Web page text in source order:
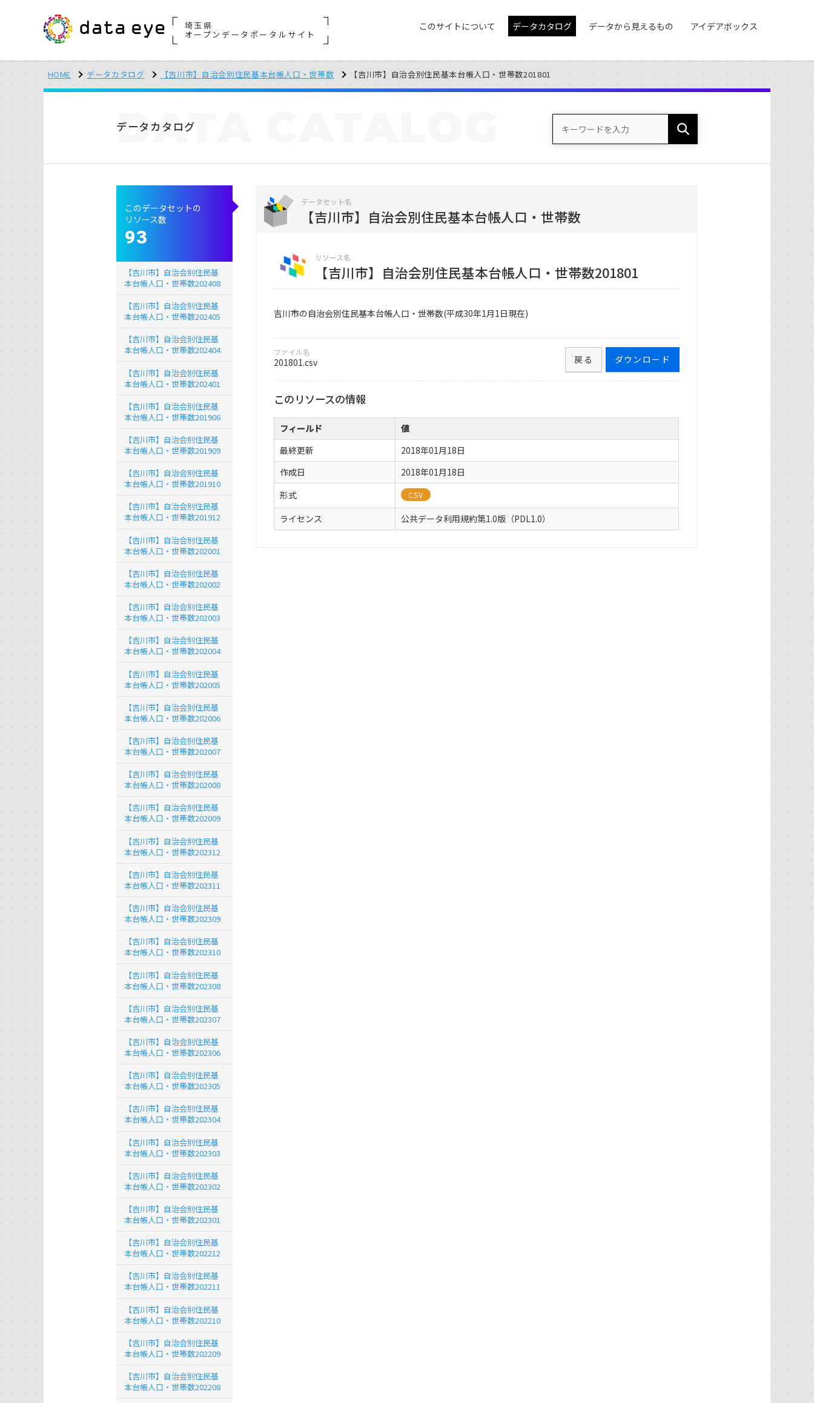
埼玉県
オープンデータポータルサイト
このサイトについて データカタログ データから見えるもの アイデアボックス
HOME データカタログ 【吉川市】自治会別住民基本台帳人口・世帯数 【吉川市】自治会別住民基本台帳人口・世帯数201801
データカタログ
DATA
データセット名
【吉川市】自治会別住民基本台帳人口・世帯数
リソース名
【吉川市】自治会別住民基本台帳人口・世帯数201801
吉川市の自治会別住民基本台帳人口・世帯数(平成30年1月1日現在)
ファイル名
201801.csv ダウンロード
戻る
このリソースの情報
フィールド
値
最終更新
2018年01月18日
作成日
2018年01月18日
形式
CSV
ライセンス 公共データ利用規約第1.0版（PDL1.0）
このデータセットの
リソース数
93
【吉川市】自治会別住民基
本台帳人口・世帯数202408
【吉川市】自治会別住民基
本台帳人口・世帯数202405
【吉川市】自治会別住民基
本台帳人口・世帯数202404
【吉川市】自治会別住民基
本台帳人口・世帯数202401
【吉川市】自治会別住民基
本台帳人口・世帯数201906
【吉川市】自治会別住民基
本台帳人口・世帯数201909
【吉川市】自治会別住民基
本台帳人口・世帯数201910
【吉川市】自治会別住民基
本台帳人口・世帯数201912
【吉川市】自治会別住民基
本台帳人口・世帯数202001
【吉川市】自治会別住民基
本台帳人口・世帯数202002
【吉川市】自治会別住民基
本台帳人口・世帯数202003
【吉川市】自治会別住民基
本台帳人口・世帯数202004
【吉川市】自治会別住民基
本台帳人口・世帯数202005
【吉川市】自治会別住民基
本台帳人口・世帯数202006
【吉川市】自治会別住民基
本台帳人口・世帯数202007
【吉川市】自治会別住民基
本台帳人口・世帯数202008
【吉川市】自治会別住民基
本台帳人口・世帯数202009
【吉川市】自治会別住民基
本台帳人口・世帯数202312
【吉川市】自治会別住民基
本台帳人口・世帯数202311
【吉川市】自治会別住民基
本台帳人口・世帯数202309
【吉川市】自治会別住民基
本台帳人口・世帯数202310
【吉川市】自治会別住民基
本台帳人口・世帯数202308
【吉川市】自治会別住民基
本台帳人口・世帯数202307
【吉川市】自治会別住民基
本台帳人口・世帯数202306
【吉川市】自治会別住民基
本台帳人口・世帯数202305
【吉川市】自治会別住民基
本台帳人口・世帯数202304
【吉川市】自治会別住民基
本台帳人口・世帯数202303
【吉川市】自治会別住民基
本台帳人口・世帯数202302
【吉川市】自治会別住民基
本台帳人口・世帯数202301
【吉川市】自治会別住民基
本台帳人口・世帯数202212
【吉川市】自治会別住民基
本台帳人口・世帯数202211
【吉川市】自治会別住民基
本台帳人口・世帯数202210
【吉川市】自治会別住民基
本台帳人口・世帯数202209
【吉川市】自治会別住民基
本台帳人口・世帯数202208